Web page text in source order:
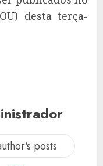
desta terça-
posts